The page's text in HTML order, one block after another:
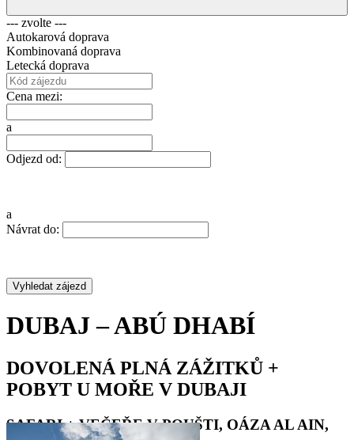
--- zvolte ---
Autokarová doprava
Kombinovaná doprava
Letecká doprava
Cena mezi:
a
Odjezd od:
a
Návrat do:
DUBAJ – ABÚ DHABÍ
DOVOLENÁ PLNÁ ZÁŽITKŮ +
POBYT U MOŘE V DUBAJI
SAFARI + VEČEŘE V POUŠTI, OÁZA AL AIN,